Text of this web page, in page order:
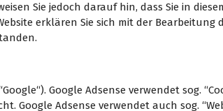
Sie jedoch darauf hin, dass Sie in
erklären Sie sich mit der Bearbeitung
Google Adsense verwendet sog.
Google Adsense verwendet auch sog.